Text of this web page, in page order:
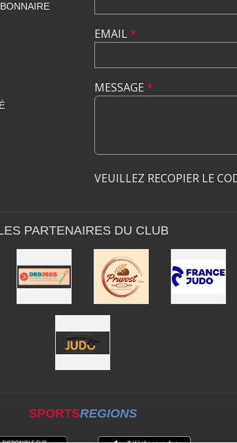
EMAIL*
MESSAGE *
VEUILLEZ RECOPIER LE
PARTENAIRES DU CLUB
SPORTSREGIONS